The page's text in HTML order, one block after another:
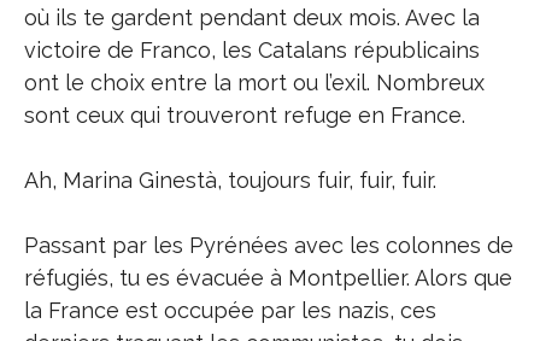
où ils te gardent pendant deux mois. Avec la
victoire de Franco, les Catalans républicains
ont le choix entre la mort ou l’exil. Nombreux
sont ceux qui trouveront refuge en France.
Ah, Marina Ginestà, toujours fuir, fuir, fuir.
Passant par les Pyrénées avec les colonnes de
réfugiés, tu es évacuée à Montpellier. Alors que
la France est occupée par les nazis, ces